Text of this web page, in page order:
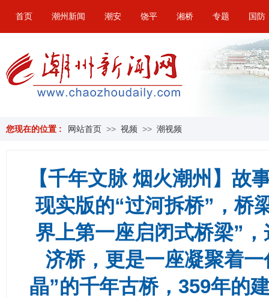
首页 潮州新闻 潮安 饶平 湘桥 专题 国防
您现在的位置 : 网站首页 >> 视频 >> 潮视频
【千年文脉 烟火潮州】
现实版的“过河拆桥”，桥
界上第一座启闭式桥梁”
济桥，更是一座凝聚着
晶”的千年古桥，359年的